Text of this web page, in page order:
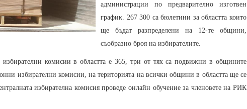
администрации по предварително изготвен
график. 267 300 са бюлетини за областта които
ще бъдат разпределени на 12-те общини,
съобразно броя на избирателите.
комисии в областта е 365, три от тях са подвижни в общините
избирателни комисии, на територията на всички общини в областта ще се
избирателна комисия проведе онлайн обучение за членовете на РИК